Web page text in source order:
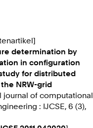
determination by
in configuration
for distributed
NRW-grid
journal of computational
: IJCSE, 6 (3),